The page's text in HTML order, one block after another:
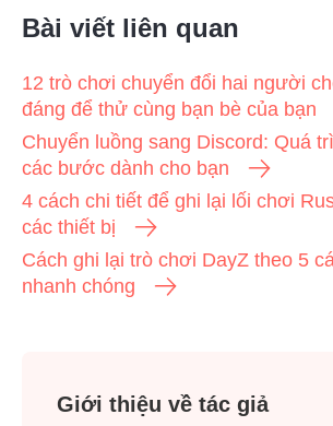
Bài viết liên quan
12 trò chơi chuyển đổi hai người
đáng để thử cùng bạn bè của bạn
Chuyển luồng sang Discord: Quá
các bước dành cho bạn
4 cách chi tiết để ghi lại lối chơi
các thiết bị
Cách ghi lại trò chơi DayZ theo 5
nhanh chóng
Giới thiệu về tác giả